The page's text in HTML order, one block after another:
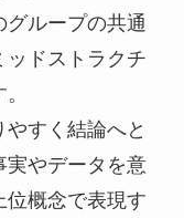
グループの共通
ッドストラクチ
すく結論へと
実やデータを意
位概念で表現す